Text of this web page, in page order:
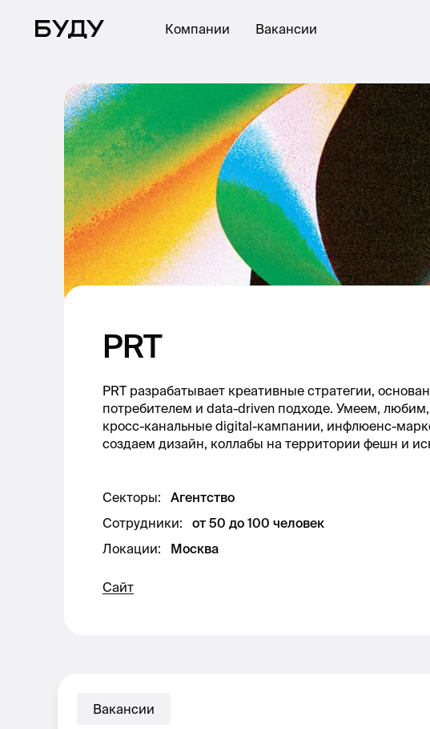
Компании Вакансии
PRT
PRT разрабатывает креативные стратегии,
потребителем и data-driven подходе. Умеем,
кросс-канальные digital-кампании, инфлюенс-
создаем дизайн, коллабы на территории фешн и
Секторы:
Агентство
Сотрудники:
от 50 до 100 человек
Локации: Москва
Сайт
Вакансии